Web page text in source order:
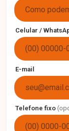
Celular /
E-mail
Telefone fixo